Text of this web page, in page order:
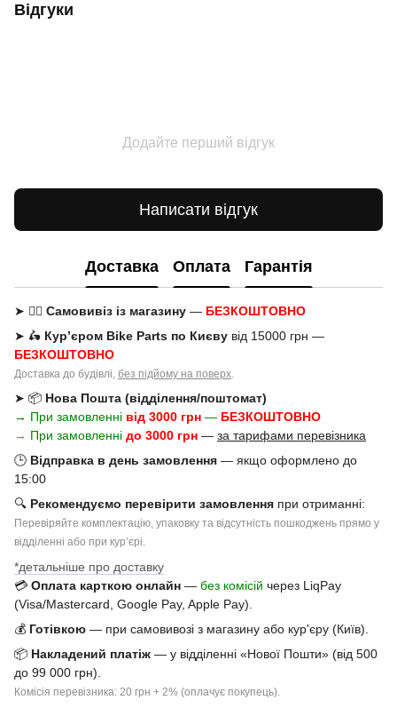
Відгуки
Додайте перший відгук
Написати відгук
Доставка Оплата Гарантія
➤ 🚶‍♂️ Самовивіз із магазину — БЕЗКОШТОВНО
➤ 🛵 Кур’єром Bike Parts по Києву від 15000 грн —
БЕЗКОШТОВНО
Доставка до будівлі, без підйому на поверх.
➤ 📦 Нова Пошта (відділення/поштомат)
→ При замовленні від 3000 грн — БЕЗКОШТОВНО
→ При замовленні до 3000 грн — за тарифами перевізника
🕒 Відправка в день замовлення — якщо оформлено до
15:00
🔍 Рекомендуємо перевірити замовлення при отриманні:
Перевіряйте комплектацію, упаковку та відсутність пошкоджень прямо у
відділенні або при курʼєрі.
*детальніше про доставку
💳 Оплата карткою онлайн — без комісій через LiqPay
(Visa/Mastercard, Google Pay, Apple Pay).
💰 Готівкою — при самовивозі з магазину або кур'єру (Київ).
📦 Накладений платіж — у відділенні «Нової Пошти» (від 500
до 99 000 грн).
Комісія перевізника: 20 грн + 2% (оплачує покупець).